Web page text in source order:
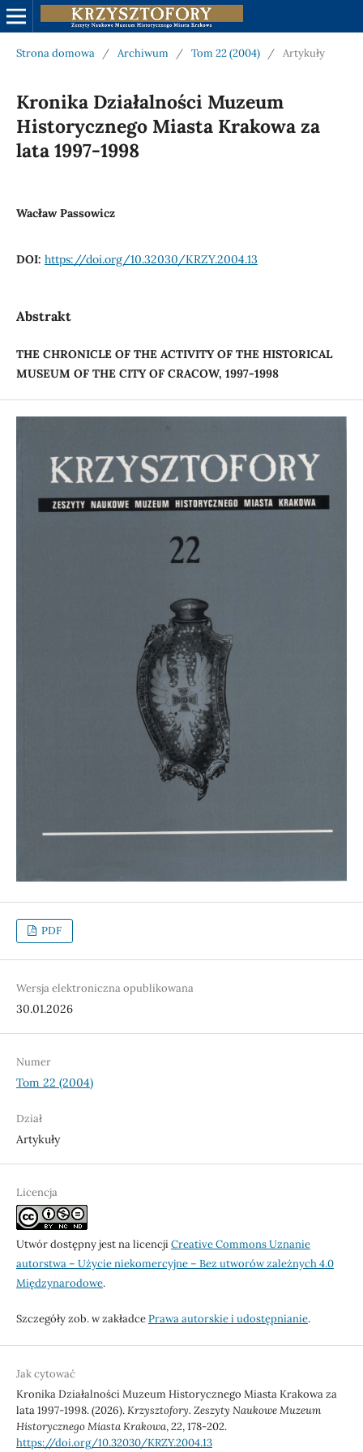
Strona domowa / Archiwum / Tom 22 (2004) / Artykuły
Kronika Działalności Muzeum
Historycznego Miasta Krakowa za
lata 1997-1998
Wacław Passowicz
DOI: https://doi.org/10.32030/KRZY.2004.13
Abstrakt
THE CHRONICLE OF THE ACTIVITY OF THE HISTORICAL
MUSEUM OF THE CITYOF CRACOW, 1997-1998
PDF
Wersja elektroniczna opublikowana
30.01.2026
Numer
Tom 22 (2004)
Dział
Artykuły
Licencja
Utwór dostępny jest na licencjiCreative Commons Uznanie
autorstwa – Użycie niekomercyjne – Bez utworów zależnych 4.0
Międzynarodowe.
Szczegóły zob. w zakładcePrawa autorskie i udostępnianie.
Jak cytować
Kronika Działalności Muzeum Historycznego Miasta Krakowa za
lata 1997-1998. (2026).Krzysztofory. Zeszyty Naukowe Muzeum
Historycznego Miasta Krakowa,22, 178-202.
https://doi.org/10.32030/KRZY.2004.13